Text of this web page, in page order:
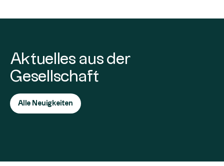
Aktuelles aus der
Gesellschaft
Alle Neuigkeiten